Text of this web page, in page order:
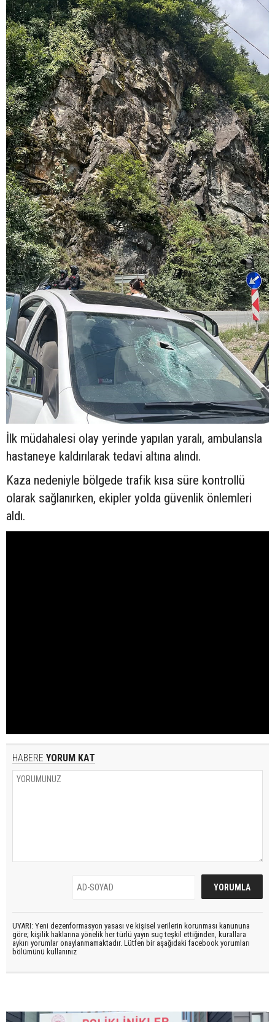
İlk müdahalesi olay yerinde yapılan yaralı, ambulansla
hastaneye kaldırılarak tedavi altına alındı.
Kaza nedeniyle bölgede trafik kısa süre kontrollü
olarak sağlanırken, ekipler yolda güvenlik önlemleri
aldı.
HABERE YORUM KAT
UYARI: Yeni dezenformasyon yasası ve kişisel verilerin korunması kanununa
göre; kişilik haklarına yönelik her türlü yayın suç teşkil ettiğinden, kurallara
aykırı yorumlar onaylanmamaktadır. Lütfen bir aşağıdaki facebook yorumları
bölümünü kullanınız